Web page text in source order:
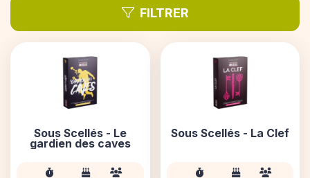
FILTRER
Sous Scellés - Le
gardien des caves
Sous Scellés - La Clef